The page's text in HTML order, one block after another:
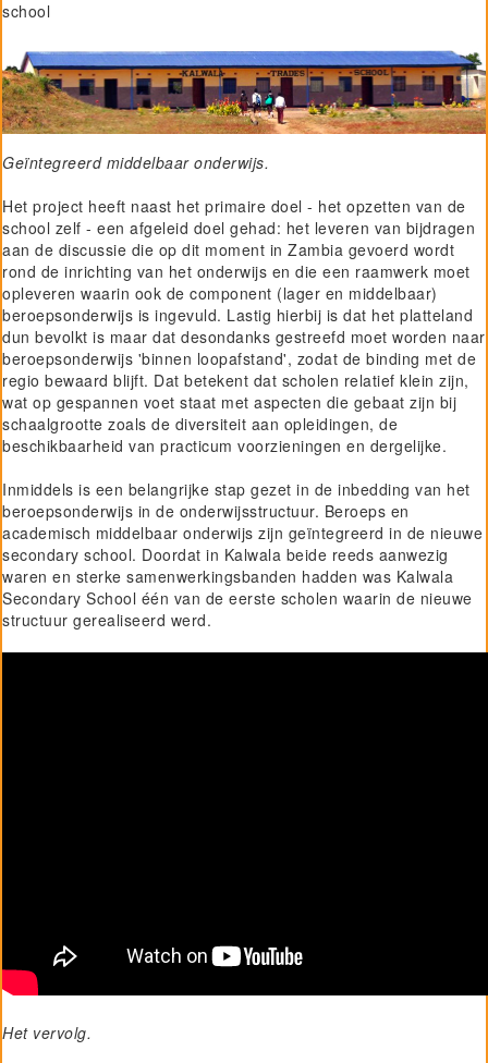
school
Geïntegreerd middelbaar onderwijs.
Het project heeft naast het primaire doel - het opzetten van de
school zelf - een afgeleid doel gehad: het leveren van bijdragen
aan de discussie die op dit moment in Zambia gevoerd wordt
rond de inrichting van het onderwijs en die een raamwerk moet
opleveren waarin ook de component (lager en middelbaar)
beroepsonderwijs is ingevuld. Lastig hierbij is dat het platteland
dun bevolkt is maar dat desondanks gestreefd moet worden naar
beroepsonderwijs 'binnen loopafstand', zodat de binding met de
regio bewaard blijft. Dat betekent dat scholen relatief klein zijn,
wat op gespannen voet staat met aspecten die gebaat zijn bij
schaalgrootte zoals de diversiteit aan opleidingen, de
beschikbaarheid van practicum voorzieningen en dergelijke.
Inmiddels is een belangrijke stap gezet in de inbedding van het
beroepsonderwijs in de onderwijsstructuur. Beroeps en
academisch middelbaar onderwijs zijn geïntegreerd in de nieuwe
secondary school. Doordat in Kalwala beide reeds aanwezig
waren en sterke samenwerkingsbanden hadden was Kalwala
Secondary School één van de eerste scholen waarin de nieuwe
structuur gerealiseerd werd.
Het vervolg.